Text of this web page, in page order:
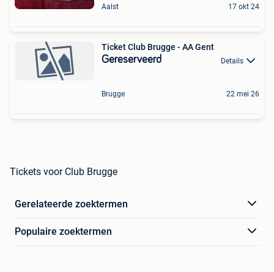
Aalst 17 okt 24
Ticket Club Brugge - AA Gent
Gereserveerd Details
Brugge 22 mei 26
Tickets voor Club Brugge
Gerelateerde zoektermen
Populaire zoektermen